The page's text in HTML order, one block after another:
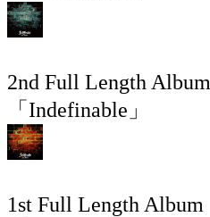
2nd Full Length Album
「Indefinable」
1st Full Length Album